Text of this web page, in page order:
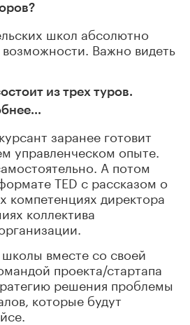
школ абсолютно
Важно видеть
из трех туров.
заранее готовит
управленческом опыте.
А потом
TED с рассказом о
компетенциях директора
коллектива
вместе со своей
проекта/стартапа
решения проблемы
которые будут